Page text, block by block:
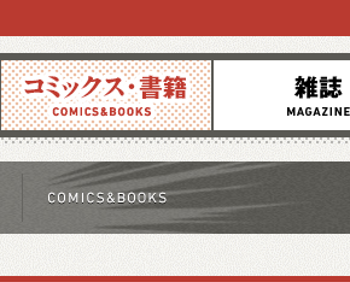
コミックス 雑誌